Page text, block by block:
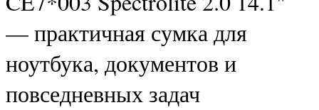
— практичная сумка для
ноутбука, документов и
повседневных задач